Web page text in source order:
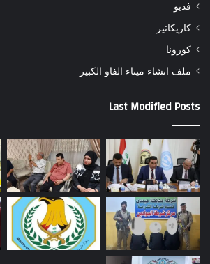
فديو
كاريكاتير
كورونا
ملف انشاء ميناء الفاو الكبير
Last Modified Posts